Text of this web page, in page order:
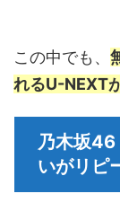
この中でも、
れるU-NEXT
乃木坂46
いがリピ